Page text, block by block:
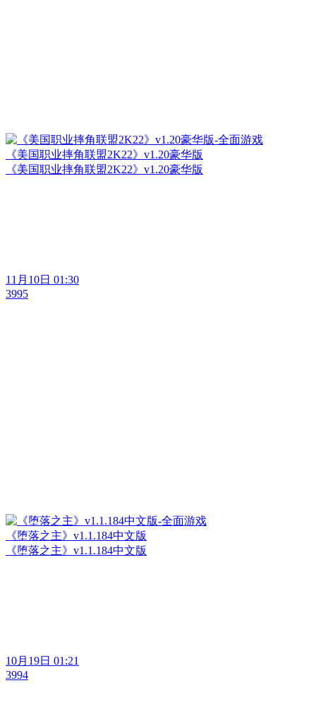
《美国职业摔角联盟2K22》v1.20豪华版
《美国职业摔角联盟2K22》v1.20豪华版
11月10日 01:30
3995
《堕落之主》v1.1.184中文版
《堕落之主》v1.1.184中文版
10月19日 01:21
3994